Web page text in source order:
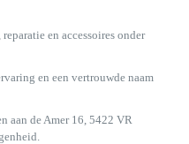
en accessoires onder
en een vertrouwde naam
aan de Amer 16, 5422 VR